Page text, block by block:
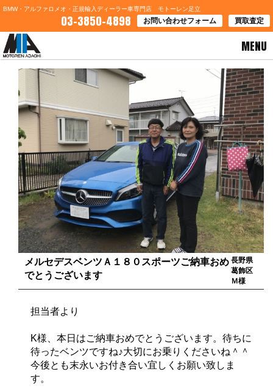
BMW・アルファロメオ・正規輸入ディーラー車専門店 モトーレン足立
03-3850-4898 お問い合わせフォーム 買取査定
MENU
HOME>お客様の声
メルセデスベンツＡ１８０スポーツご納車おめ
でとうございます
長野県
葛飾区
Ｍ様
担当者より
K様、本日はご納車おめでとうございます。待ちに
待ったベンツですね♪大切にお乗りくださいね＾＾
今後とも末永いお付き合い宜しくお願い致しま
す。